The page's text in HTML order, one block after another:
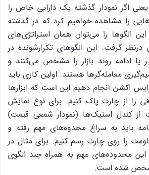
اگر نمودار گذشته‌ یک دارایی خاص را
را مشاهده خواهیم کرد که در گذشته
این الگوها را می‌توان همان استراتژی‌های
گرفت. این الگوهای تکرارشونده در
یا ادامه‌ روند بازار را مشخص می‌کنند و
معامله‌گرها هستند. اولین کاری باید
اکشن انجام دهیم این است که ابزارها
را از چارت پاک کنیم. برای نوع نمایش
کندل استیک‌ها (نمودار شمعی قیمت)
باید به سراغ محدوه‌های مهم رفته و
را روی چارت رسم کنیم. برای مثال در
این محدوده‌های مهم به همراه چند الگوی
شده است.